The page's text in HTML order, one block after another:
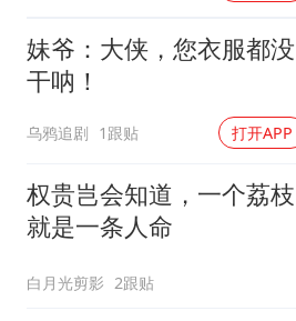
妹爷：大侠，您衣服都没
干呐！
乌鸦追剧 1跟贴 打开APP
权贵岂会知道，一个荔枝
就是一条人命
白月光剪影 2跟贴